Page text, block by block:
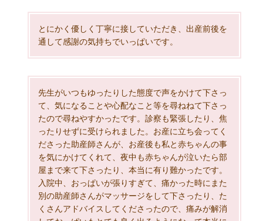
とにかく優しく丁寧に接していただき、出産前後を
通して感謝の気持ちでいっぱいです。
先生がいつもゆったりした態度で声をかけて下さっ
て、気になることや心配なこと等を尋ねねて下さっ
たので尋ねやすかったです。診察も緊張したり、焦
ったりせずに受けられました。お産に立ち会ってく
ださった助産師さんが、お産後も私と赤ちゃんの事
を気にかけてくれて、夜中も赤ちゃんが泣いたら部
屋まで来て下さったり、本当に有り難かったです。
入院中、おっぱいが張りすぎて、痛かった時にまた
別の助産師さんがマッサージをして下さったり、た
くさんアドバイスしてくださったので、痛みが解消